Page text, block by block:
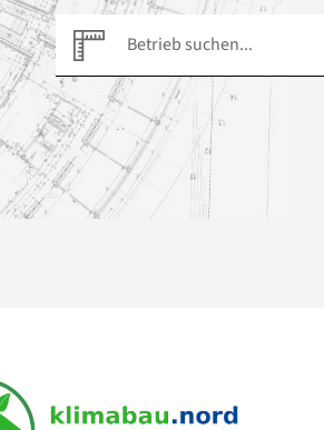
Betrieb suchen...